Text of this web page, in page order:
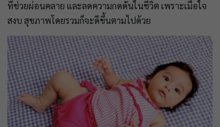
ที่ช่วยผ่อนคลาย และลดความกดดันในชีวิต เพราะเมื่อใจ
สงบ สุขภาพโดยรวมก็จะดีขึ้นตามไปด้วย